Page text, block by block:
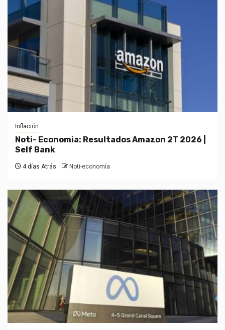
Inflación
Noti- Economia: Resultados Amazon 2T 2026 |
Self Bank
4 días Atrás Noti-economía